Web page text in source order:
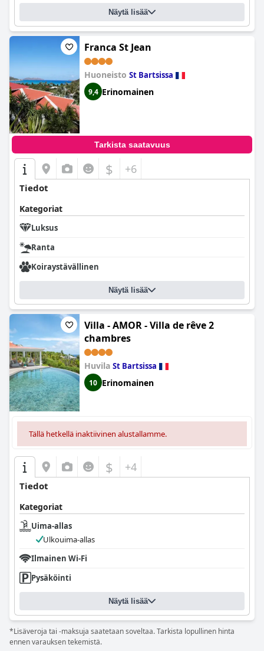
Näytä lisää
Franca St Jean
Huoneisto St Bartsissa
9,4 Erinomainen
Tarkista saatavuus
$ +6
Tiedot
Kategoriat
Luksus
Ranta
Koiraystävällinen
Näytä lisää
Villa - AMOR - Villa de rêve 2
chambres
Huvila St Bartsissa
10 Erinomainen
Tällä hetkellä inaktiivinen alustallamme.
$ +4
Tiedot
Kategoriat
Uima-allas
Ulkouima-allas
Ilmainen Wi-Fi
Pysäköinti
Näytä lisää
*Lisäveroja tai -maksuja saatetaan soveltaa. Tarkista lopullinen hinta
ennen varauksen tekemistä.